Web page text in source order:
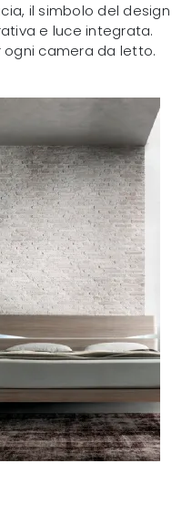
il simbolo del design
e luce integrata.
ogni camera da letto.